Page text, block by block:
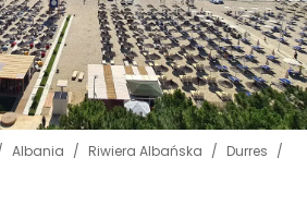
Albania Riwiera Albańska Durres